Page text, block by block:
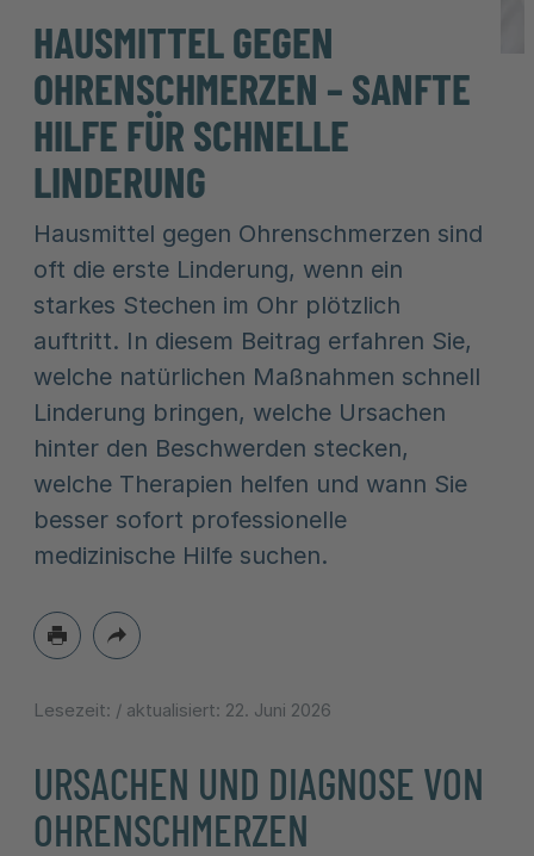
HAUSMITTEL GEGEN
OHRENSCHMERZEN – SANFTE
HILFE FÜR SCHNELLE
LINDERUNG
Hausmittel gegen Ohrenschmerzen sind
oft die erste Linderung, wenn ein
starkes Stechen im Ohr plötzlich
auftritt. In diesem Beitrag erfahren Sie,
welche natürlichen Maßnahmen schnell
Linderung bringen, welche Ursachen
hinter den Beschwerden stecken,
welche Therapien helfen und wann Sie
besser sofort professionelle
medizinische Hilfe suchen.
Lesezeit: / aktualisiert: 22. Juni 2026
URSACHEN UND DIAGNOSE VON
OHRENSCHMERZEN